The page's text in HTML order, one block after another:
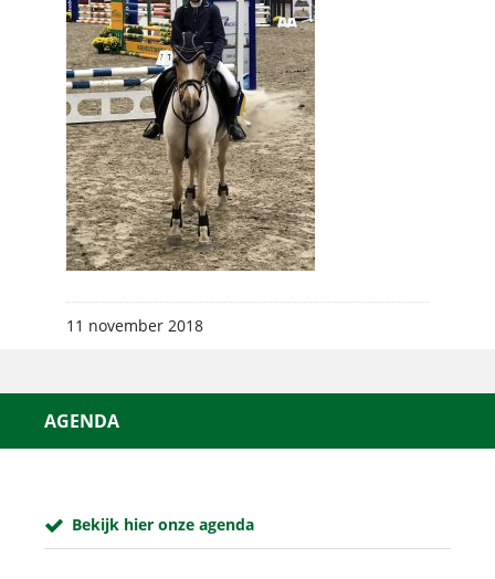
11 november 2018
AGENDA
Bekijk hier onze agenda